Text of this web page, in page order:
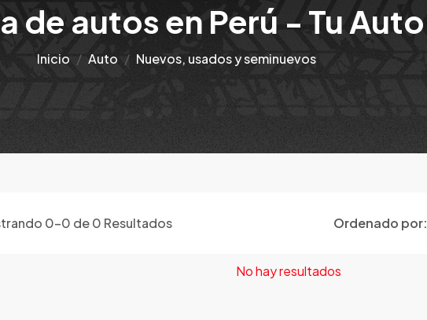
de autos en Perú - Tu Auto
Inicio Auto Nuevos, usados y seminuevos
0-0 de0 Resultados Ordenado por:
No hay resultados